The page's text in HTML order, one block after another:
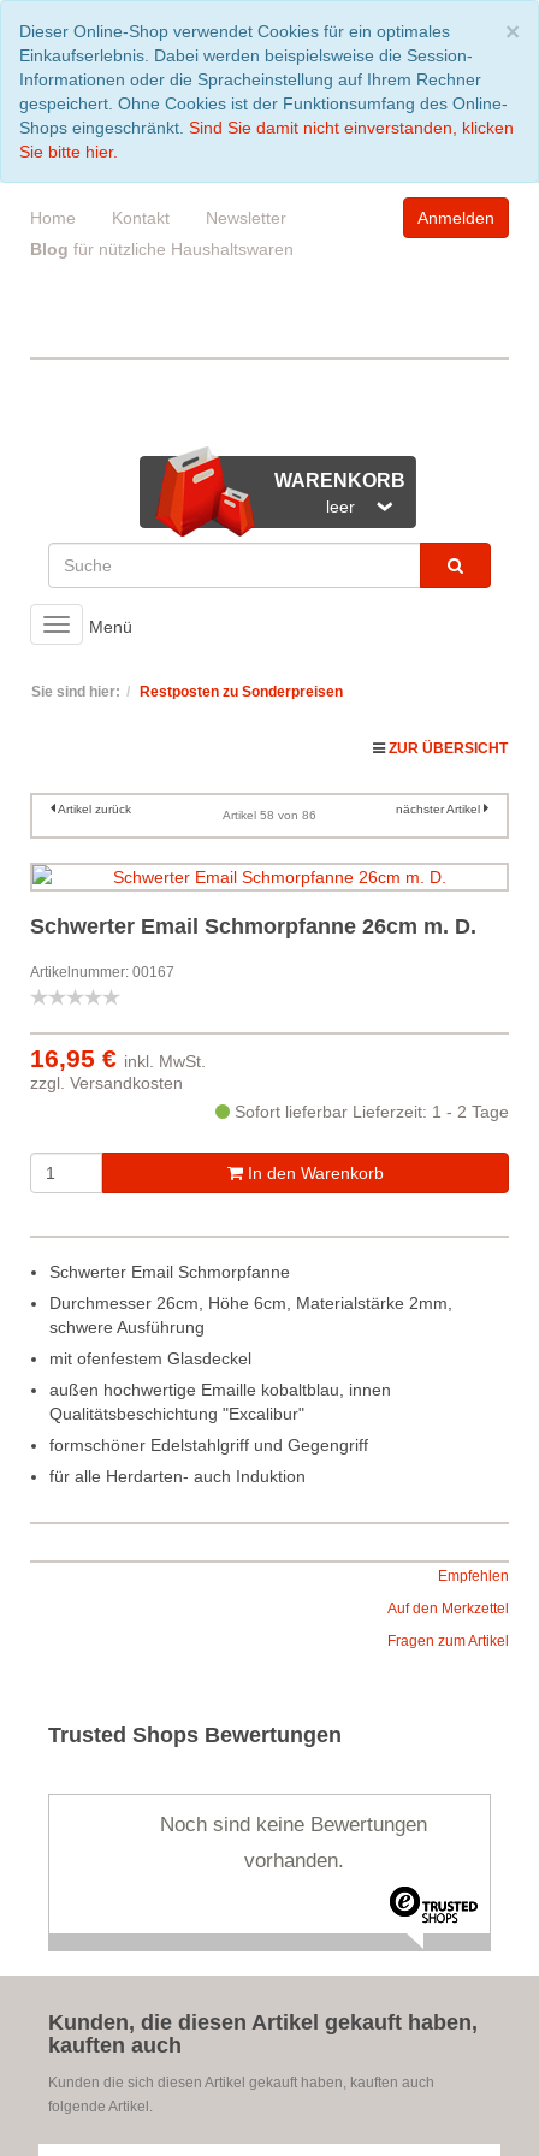
×
Dieser Online-Shop verwendet Cookies für ein optimales
Einkaufserlebnis. Dabei werden beispielsweise die Session-
Informationen oder die Spracheinstellung auf Ihrem Rechner
gespeichert. Ohne Cookies ist der Funktionsumfang des Online-
Shops eingeschränkt. Sind Sie damit nicht einverstanden, klicken
Sie bitte hier.
Home Kontakt
Newsletter
Blog für nützliche Haushaltswaren
Anmelden
WARENKORB
leer
Toggle
navigation
Menü
Sie sind hier: Restposten zu Sonderpreisen
ZUR ÜBERSICHT
Artikel zurück Artikel 58 von 86 nächster Artikel
Schwerter Email Schmorpfanne 26cm m. D.
Artikelnummer: 00167
16,95 € inkl. MwSt.
zzgl. Versandkosten
Sofort lieferbar Lieferzeit: 1 - 2 Tage
In den Warenkorb
Schwerter Email Schmorpfanne
Durchmesser 26cm, Höhe 6cm, Materialstärke 2mm,
schwere Ausführung
mit ofenfestem Glasdeckel
außen hochwertige Emaille kobaltblau, innen
Qualitätsbeschichtung "Excalibur"
formschöner Edelstahlgriff und Gegengriff
für alle Herdarten- auch Induktion
Empfehlen
Auf den Merkzettel
Fragen zum Artikel
Trusted Shops Bewertungen
Noch sind keine Bewertungen
vorhanden.
Kunden, die diesen Artikel gekauft haben,
kauften auch
Kunden die sich diesen Artikel gekauft haben, kauften auch
folgende Artikel.